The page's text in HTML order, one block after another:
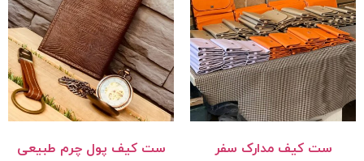
ست کیف مدارک سفر
ست کیف پول چرم طبیعی